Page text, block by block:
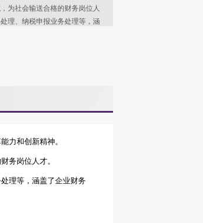
为社会输送合格的财务岗位人
理、纳税申报业务处理等，涵
力和创新精神。
务岗位人才。
理等，涵盖了企业财务